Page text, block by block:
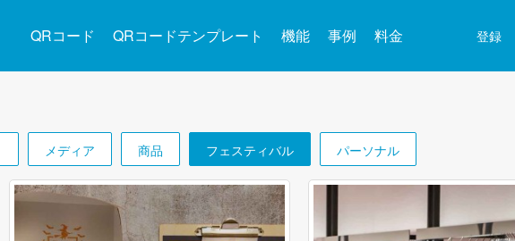
QRコード QRコードテンプレート 機能 事例 料金 登録
メディア 商品 フェスティバル パーソナル